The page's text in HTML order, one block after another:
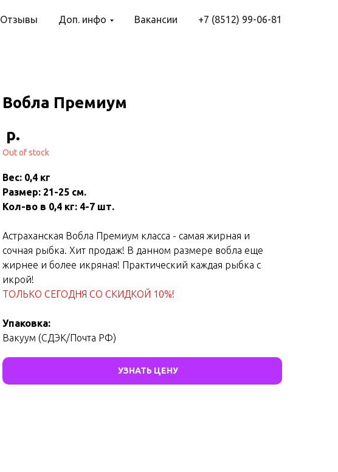
Отзывы Доп. инфо Вакансии +7 (8512) 99-06-81
Вобла Премиум
р.
Out of stock
Вес: 0,4 кг
Размер: 21-25 см.
Кол-во в 0,4 кг: 4-7 шт.
Астраханская Вобла Премиум класса - самая жирная и
сочная рыбка. Хит продаж! В данном размере вобла еще
жирнее и более икряная! Практический каждая рыбка с
икрой!
ТОЛЬКО СЕГОДНЯ СО СКИДКОЙ 10%!
Упаковка:
Вакуум (СДЭК/Почта РФ)
УЗНАТЬ ЦЕНУ